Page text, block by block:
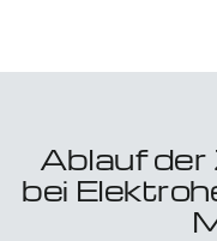
Ablauf
bei